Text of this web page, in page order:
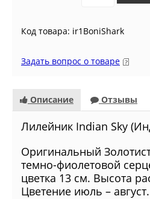
Код товара: ir1BoniShark
Задать вопрос о товаре
Описание Отзывы
Лилейник Indian Sky
Оригинальный
темно-фиолетовой
цветка 13 см. Высота
Цветение июль – август.